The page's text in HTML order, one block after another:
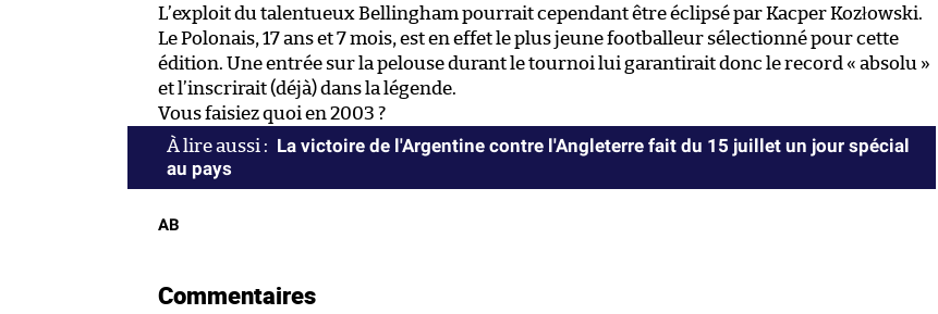
L’exploit du talentueux Bellingham pourrait cependant être éclipsé par Kacper Kozłowski.
Le Polonais, 17 ans et 7 mois, est en effet le plus jeune footballeur sélectionné pour cette
édition. Une entrée sur la pelouse durant le tournoi lui garantirait donc le record « absolu »
et l’inscrirait (déjà) dans la légende.
Vous faisiez quoi en 2003 ?
La victoire de l'Argentine contre l'Angleterre fait du 15 juillet un jour spécial
au pays
AB
Commentaires